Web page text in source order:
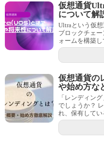
仮想通貨
について解
Ultraという仮
ブロックチェ
ォームを構築し
仮想通貨の
や始め方な
「レンディン
でしょうか？
れ、保有してい